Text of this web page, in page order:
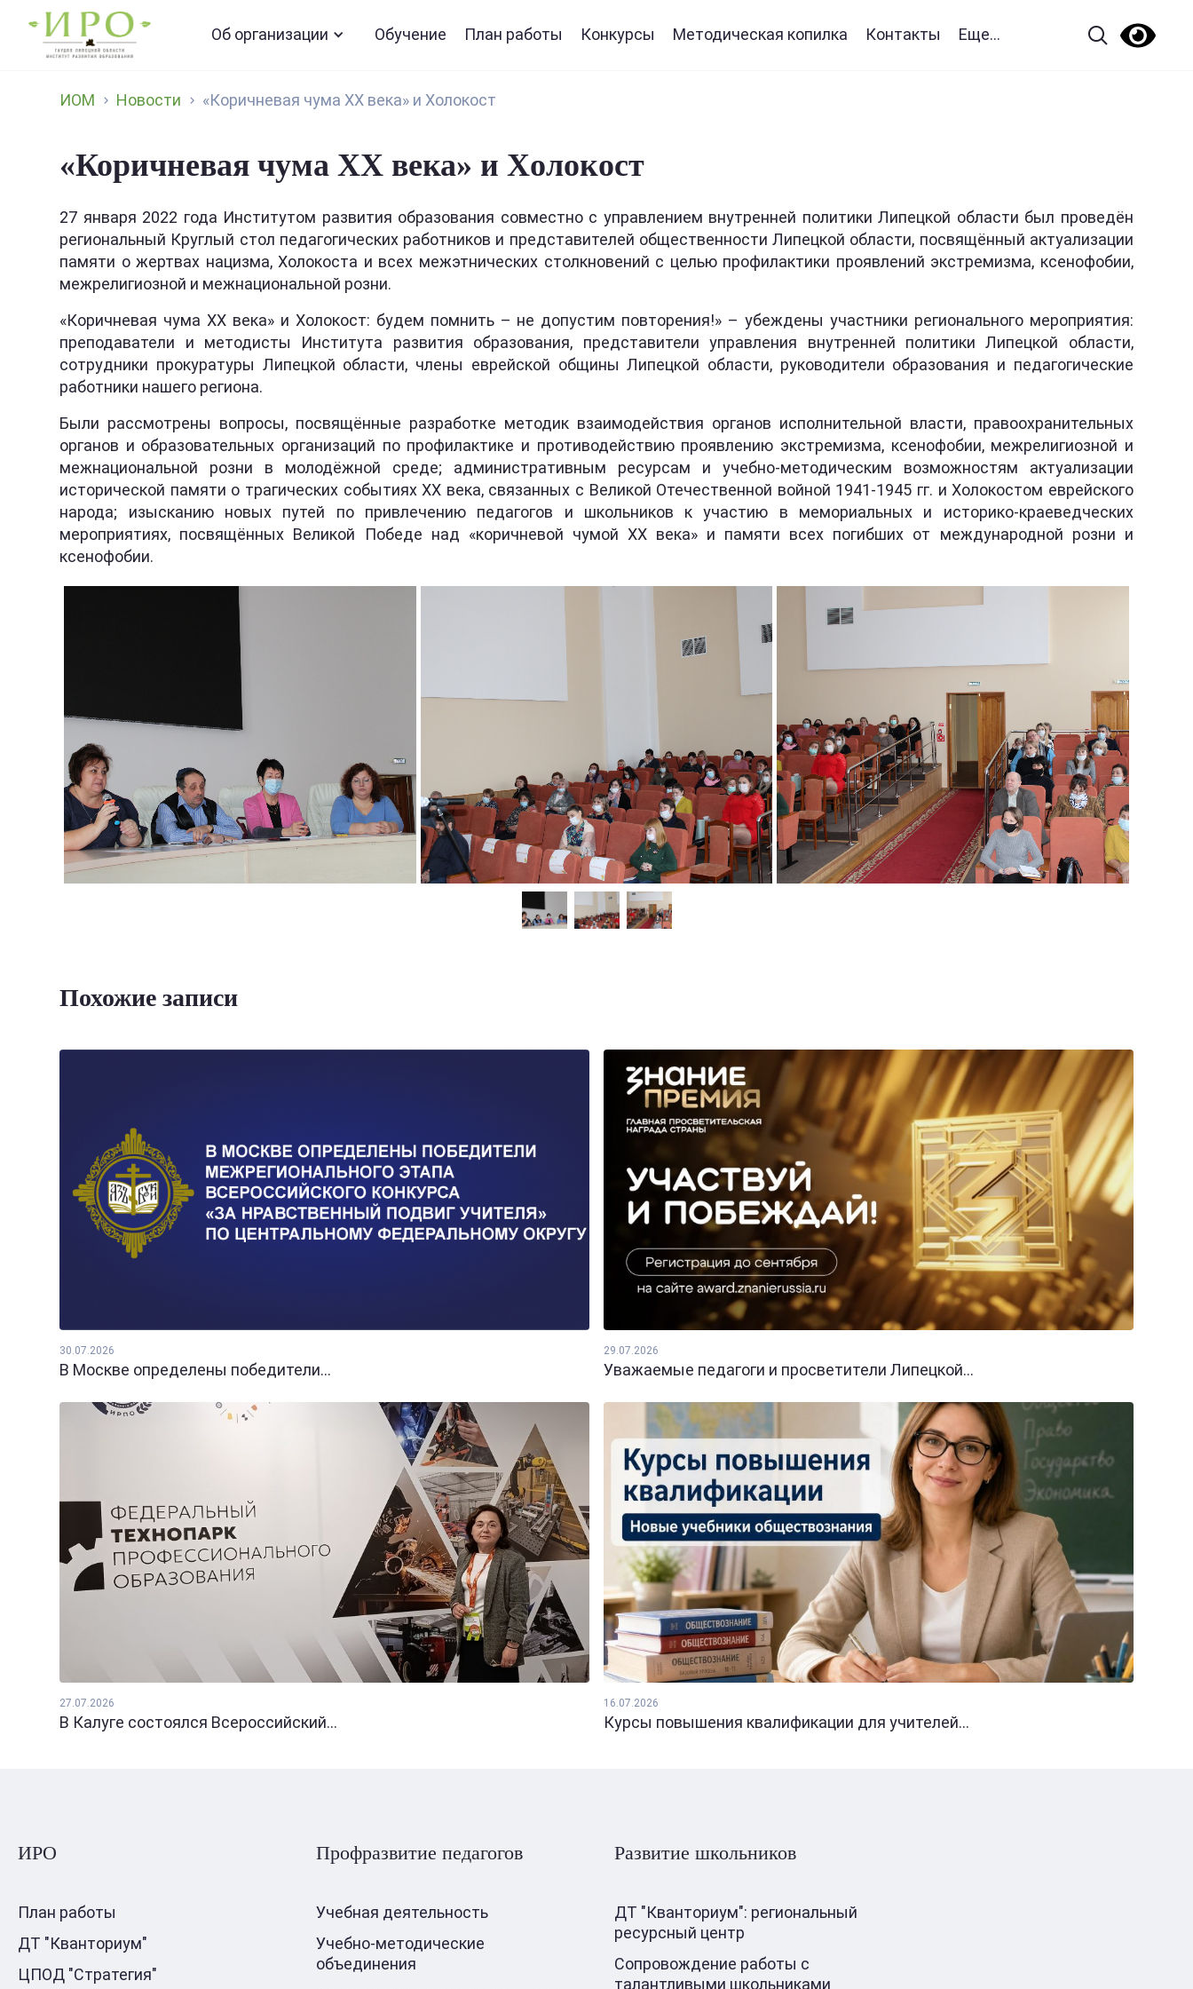
Об организации Обучение План работы Конкурсы Методическая копилка Контакты Еще...
ИОМ Новости «Коричневая чума XX века» и Xолокост
«Коричневая чума XX века» и Xолокост
27 января 2022 года Институтом развития образования совместно с управлением внутренней политики Липецкой области был проведён
региональный Круглый стол педагогических работников и представителей общественности Липецкой области, посвящённый актуализации
памяти о жертвах нацизма, Холокоста и всех межэтнических столкновений с целью профилактики проявлений экстремизма, ксенофобии,
межрелигиозной и межнациональной розни.
«Коричневая чума XX века» и Холокост: будем помнить – не допустим повторения!» – убеждены участники регионального мероприятия:
преподаватели и методисты Института развития образования, представители управления внутренней политики Липецкой области,
сотрудники прокуратуры Липецкой области, члены еврейской общины Липецкой области, руководители образования и педагогические
работники нашего региона.
Были рассмотрены вопросы, посвящённые разработке методик взаимодействия органов исполнительной власти, правоохранительных
органов и образовательных организаций по профилактике и противодействию проявлению экстремизма, ксенофобии, межрелигиозной и
межнациональной розни в молодёжной среде; административным ресурсам и учебно-методическим возможностям актуализации
исторической памяти о трагических событиях XX века, связанных с Великой Отечественной войной 1941-1945 гг. и Холокостом еврейского
народа; изысканию новых путей по привлечению педагогов и школьников к участию в мемориальных и историко-краеведческих
мероприятиях, посвящённых Великой Победе над «коричневой чумой XX века» и памяти всех погибших от международной розни и
ксенофобии.
Похожие записи
30.07.2026
В Москве определены победители...
29.07.2026
Уважаемые педагоги и просветители Липецкой...
27.07.2026
В Калуге состоялся Всероссийский...
16.07.2026
Курсы повышения квалификации для учителей...
ИРО
План работы
ДТ "Кванториум"
ЦПОД "Стратегия"
Профразвитие педагогов
Учебная деятельность
Учебно-методические
объединения
Развитие школьников
ДТ "Кванториум": региональный
ресурсный центр
Сопровождение работы с
талантливыми школьниками